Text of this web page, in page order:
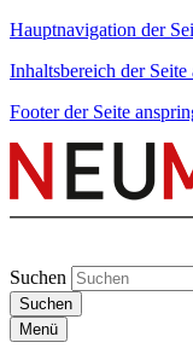
Hauptnavigation der
Inhaltsbereich der Seite
Footer der Seite
Suchen
Suchen
Menü